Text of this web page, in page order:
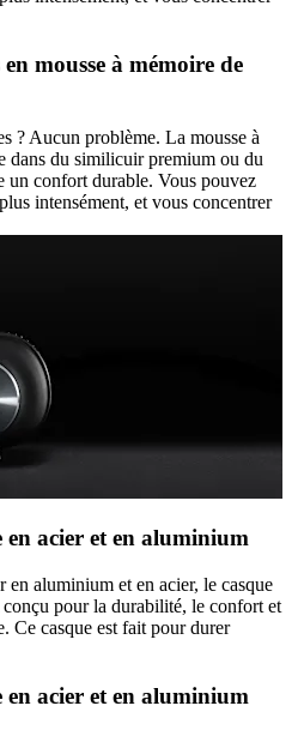
mousse à mémoire de
? Aucun problème. La mousse à
dans du similicuir premium ou du
un confort durable. Vous pouvez
intensément, et vous concentrer
acier et en aluminium
en aluminium et en acier, le casque
pour la durabilité, le confort et
Ce casque est fait pour durer
acier et en aluminium